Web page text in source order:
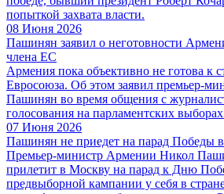
попыткой захвата власти.
08 Июня 2026
Пашинян заявил о неготовности
члена ЕС
Армения пока объективно не готова к
Евросоюза. Об этом заявил премьер-
Пашинян во время общения с
голосования на парламентских
07 Июня 2026
Пашинян не приедет на парад Победы
Премьер-министр Армении Никол
прилетит в Москву на парад к Дню
предвыборной кампании у себя в